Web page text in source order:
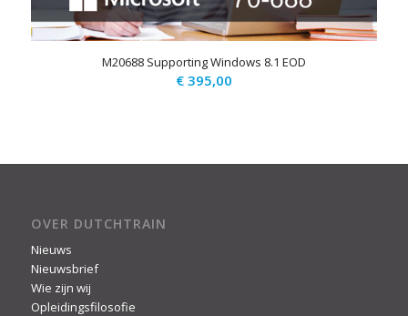
M20688 Supporting Windows 8.1 EOD
€395,00
OVER DUTCHTRAIN
Nieuws
Nieuwsbrief
Wie zijn wij
Opleidingsfilosofie